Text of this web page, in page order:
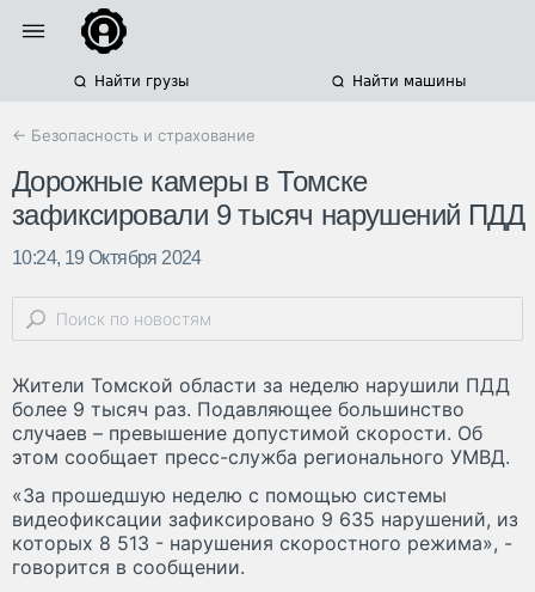
Найти грузы Найти машины
← Безопасность и страхование
Дорожные камеры в Томске
зафиксировали 9 тысяч нарушений ПДД
10:24, 19 Октября 2024
Жители Томской области за неделю нарушили ПДД
более 9 тысяч раз. Подавляющее большинство
случаев – превышение допустимой скорости. Об
этом сообщает пресс-служба регионального УМВД.
«За прошедшую неделю с помощью системы
видеофиксации зафиксировано 9 635 нарушений, из
которых 8 513 - нарушения скоростного режима», -
говорится в сообщении.